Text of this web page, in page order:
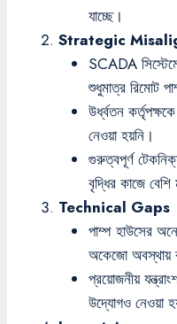
যাচ্ছে।
Strategic
SCADA
শুধুমাত্র রিমোট
উর্ধ্বতন
নেওয়া হয়নি।
গুরুত্বপূর্ণ
বৃদ্ধির কাজে
Technical Gaps
পাম্প হাউসের
অকেজো অবস্থায়
প্রয়োজনীয়
উদ্যোগও নেওয়া